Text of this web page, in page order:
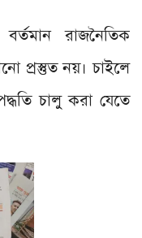
রাজনৈতিক
প্রস্তুত নয়। চাইলে
চালু করা যেতে